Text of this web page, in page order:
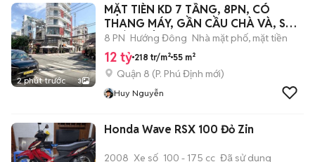
2 phút trước 3
MẶT TIÈN KD 7 TẦNG, 8PN, CÓ
THANG MÁY, GẦN CẦU CHÀ VÀ, SHR,
HOÀN CÔNG
8 PN Hướng Đông Nhà mặt phố, mặt tiền
12 tỷ 218 tr/m² 55 m²
Quận 8 (P. Phú Định mới)
Huy Nguyễn
Honda Wave RSX 100 Đỏ Zin
2008 Xe số 100 - 175 cc Đã sử dụng